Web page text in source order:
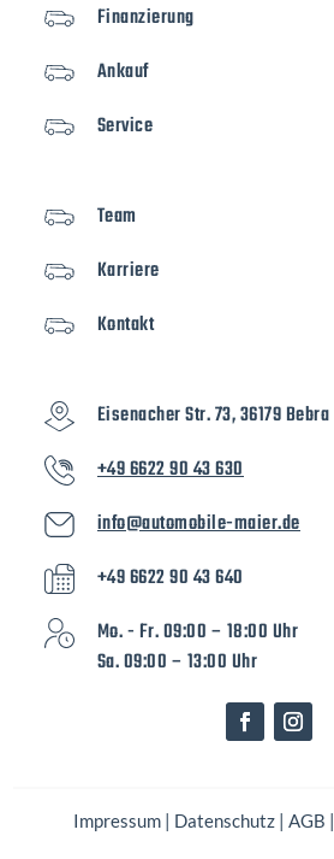
Finanzierung
Ankauf
Service
Team
Karriere
Kontakt
Eisenacher Str. 73, 36179 Bebra
+49 6622 90 43 630
info@automobile-maier.de
+49 6622 90 43 640
Mo. - Fr. 09:00 – 18:00 Uhr
Sa. 09:00 – 13:00 Uhr
Impressum | Datenschutz | AGB |